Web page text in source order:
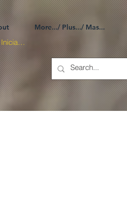
More.../ Plus.../ Mas...
Iniciar sesión